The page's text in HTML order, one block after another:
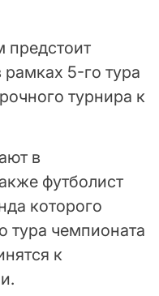
предстоит
рамках 5-го тура
турнира к
в
футболист
которого
тура чемпионата
к